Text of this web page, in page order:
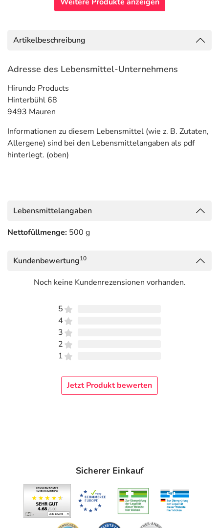
Artikelbeschreibung
Adresse des Lebensmittel-Unternehmens
Hirundo Products
Hinterbühl 68
9493 Mauren
Informationen zu diesem Lebensmittel (wie z. B. Zutaten,
Allergene) sind bei den Lebensmittelangaben als pdf
hinterlegt. (oben)
Lebensmittelangaben
Nettofüllmenge: 500 g
Kundenbewertung10
Noch keine Kundenrezensionen vorhanden.
5
4
3
2
1
Jetzt Produkt bewerten
Sicherer Einkauf